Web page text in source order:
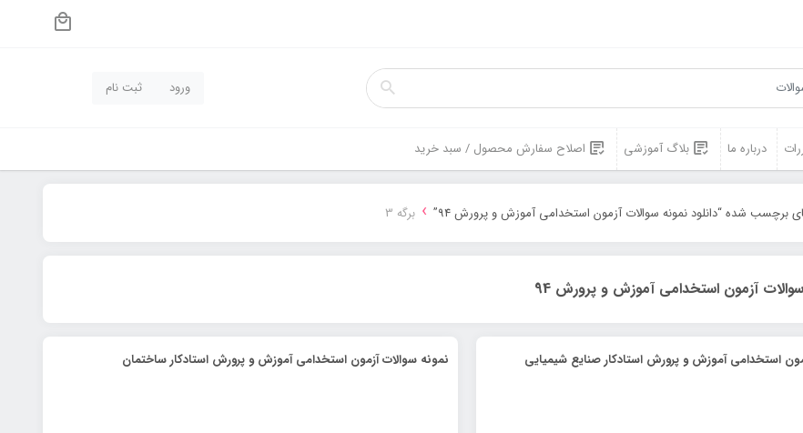
ورود ثبت نام
درباره ما بلاگ آموزشی اصلاح سفارش محصول / سبد خرید
برچسب شده “دانلود نمونه سوالات آزمون استخدامی آموزش و پرورش 94” › برگه 3
سوالات آزمون استخدامی آموزش و پرورش 94
استخدامی آموزش و پرورش استادکار صنایع شیمیایی نمونه سوالات آزمون استخدامی آموزش و پرورش استادکار ساختمان